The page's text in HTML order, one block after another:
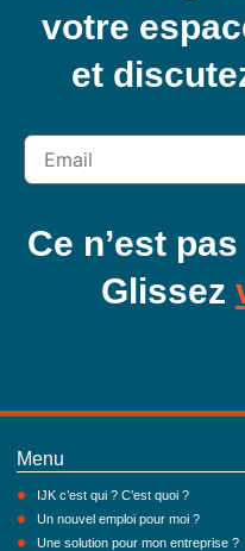
votre
et
Ce n’est
Glissez
Menu
IJK c’est qui ? C’est quoi ?
Un nouvel emploi pour moi ?
Une solution pour mon entreprise ?